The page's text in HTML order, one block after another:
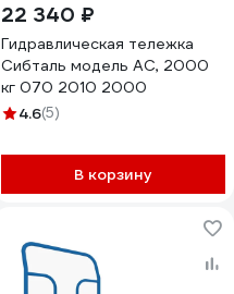
22 340 ₽
Гидравлическая тележка
Сибталь модель AC, 2000
кг 070 2010 2000
4.6(5)
В корзину